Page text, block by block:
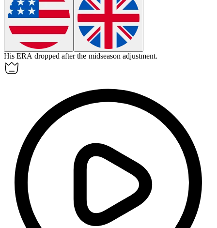
HisERA dropped after the midseason adjustment.